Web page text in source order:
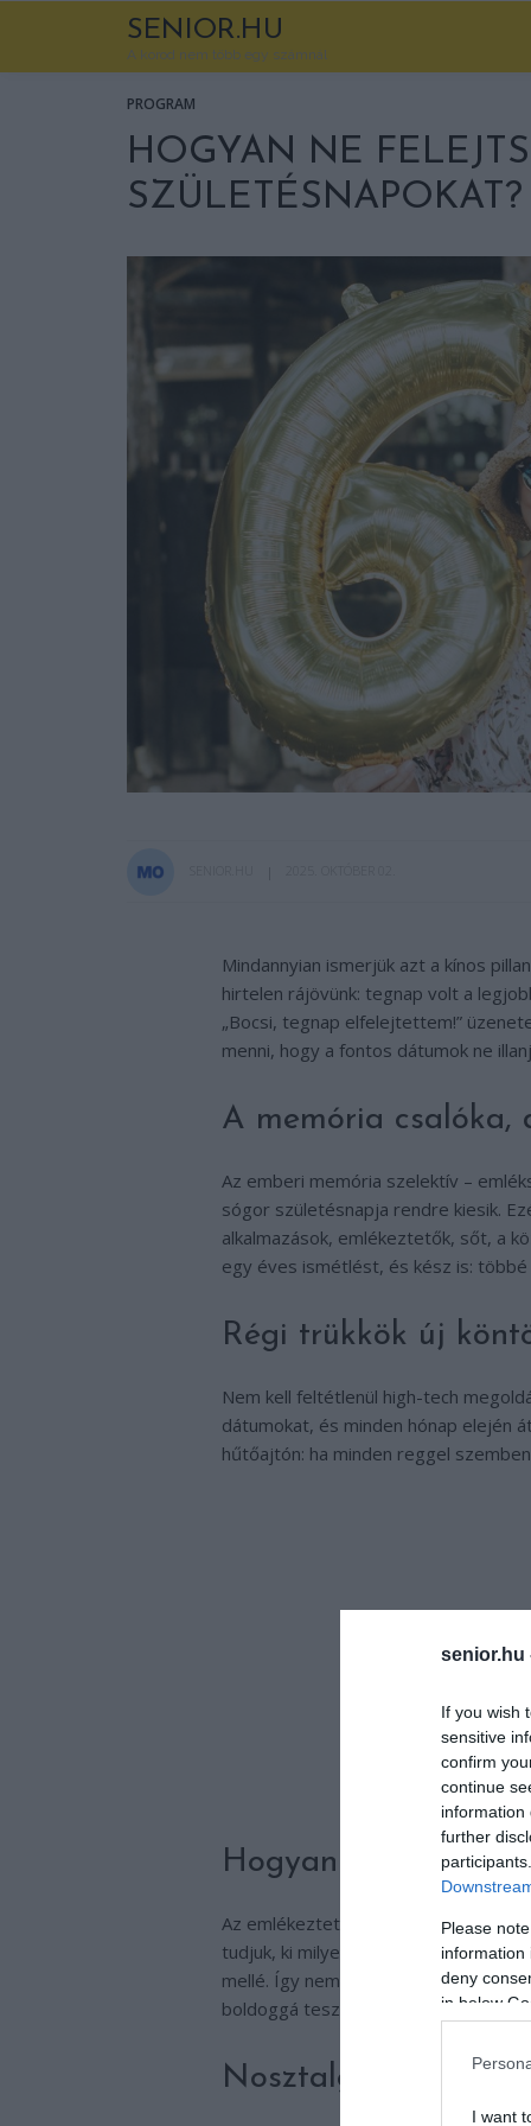
senior.hu
If you wish
sensitive
confirm
continue
information
further
Please
information
deny
in below
I want
SENIOR.HU
A korod nem több egy számnál
PROGRAM
HOGYAN NE
SZÜLETÉSNAPOKAT?
Mindannyian ismerjük azt a kínos
hirtelen rájövünk: tegnap volt a
„Bocsi, tegnap elfelejtettem!”
menni, hogy a fontos dátumok ne
A memória csalóka,
Az emberi memória szelektív –
sógor születésnapja rendre kiesik.
alkalmazások, emlékeztetők, sőt, a
egy éves ismétlést, és kész is: többé
Régi trükkök új
Nem kell feltétlenül high-tech
dátumokat, és minden hónap elején
hűtőajtón: ha minden reggel
Hogyan tegyük
Az emlékeztető önmagában kevés,
tudjuk, ki milyen édességet szeret,
mellé. Így nem csak a dátumra
boldoggá teszi az ünnepeltet.
Nosztalgikus